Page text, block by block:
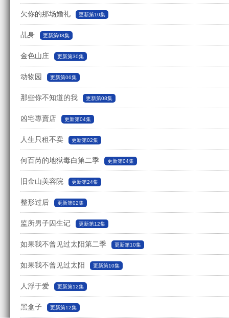
欠你的那场婚礼 更新第10集
乩身 更新第08集
金色山庄 更新第30集
动物园 更新第06集
那些你不知道的我 更新第08集
凶宅專賣店 更新第04集
人生只租不卖 更新第02集
何百芮的地狱毒白第二季 更新第04集
旧金山美容院 更新第24集
整形过后 更新第02集
监所男子囚生记 更新第12集
如果我不曾见过太阳第二季 更新第10集
如果我不曾见过太阳 更新第10集
人浮于爱 更新第12集
黑盒子 更新第12集